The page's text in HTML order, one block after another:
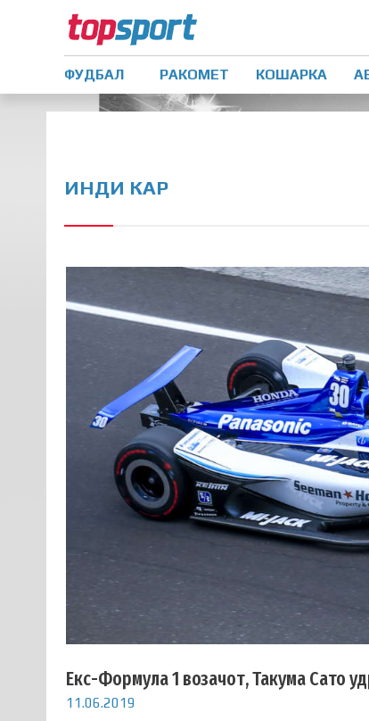
ФУДБАЛ РАКОМЕТ КОШАРКА
ИНДИ КАР
Екс-Формула 1 возачот, Такума Сато
11.06.2019